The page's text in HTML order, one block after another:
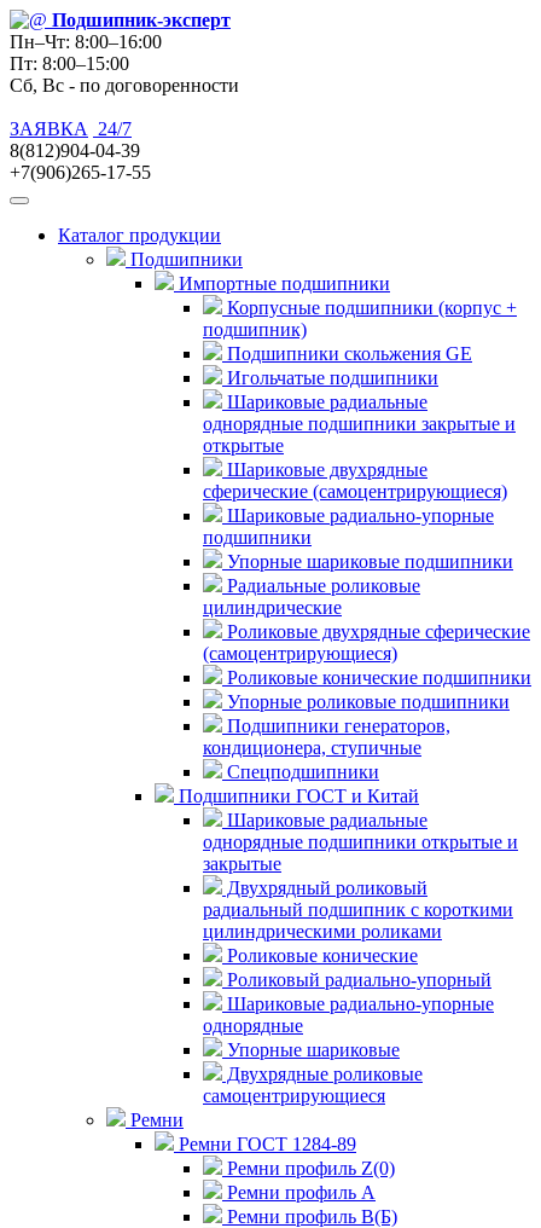
Подшипник-эксперт
Пн–Чт: 8:00–16:00
Пт: 8:00–15:00
Сб, Вс - по договоренности
ЗАЯВКА
24/7
8(812)904-04-39
+7(906)265-17-55
Каталог продукции
Подшипники
Импортные подшипники
Корпусные подшипники (корпус +
подшипник)
Подшипники скольжения GE
Игольчатые подшипники
Шариковые радиальные
однорядные подшипники закрытые и
открытые
Шариковые двухрядные
сферические (самоцентрирующиеся)
Шариковые радиально-упорные
подшипники
Упорные шариковые подшипники
Радиальные роликовые
цилиндрические
Роликовые двухрядные сферические
(самоцентрирующиеся)
Роликовые конические подшипники
Упорные роликовые подшипники
Подшипники генераторов,
кондиционера, ступичные
Спецподшипники
Подшипники ГОСТ и Китай
Шариковые радиальные
однорядные подшипники открытые и
закрытые
Двухрядный роликовый
радиальный подшипник с короткими
цилиндрическими роликами
Роликовые конические
Роликовый радиально-упорный
Шариковые радиально-упорные
однорядные
Упорные шариковые
Двухрядные роликовые
самоцентрирующиеся
Ремни
Ремни ГОСТ 1284-89
Ремни профиль Z(0)
Ремни профиль А
Ремни профиль В(Б)